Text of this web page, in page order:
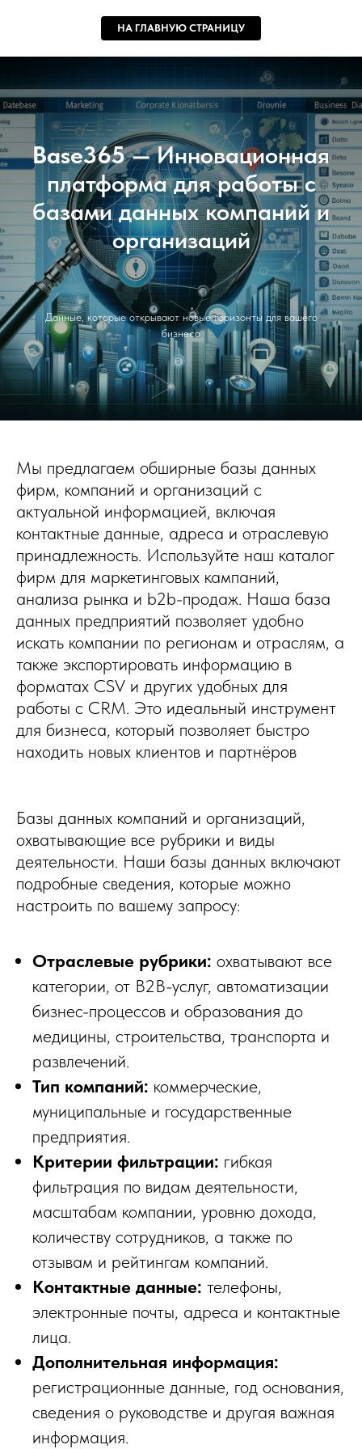
НА ГЛАВНУЮ СТРАНИЦУ
Base365 —Инновационная
платформа для работы с
базами данных компаний и
организаций
Данные, которые открывают новые горизонты для вашего
бизнеса
Мы предлагаем обширные базы данных
фирм, компаний и организаций с
актуальной информацией, включая
контактные данные, адреса и отраслевую
принадлежность. Используйте наш каталог
фирм для маркетинговых кампаний,
анализа рынка и b2b-продаж. Наша база
данных предприятий позволяет удобно
искать компании по регионам и отраслям, а
также экспортировать информацию в
форматах CSV и других удобных для
работы с CRM. Это идеальный инструмент
для бизнеса, который позволяет быстро
находить новых клиентов и партнёров
Базы данных компаний и организаций,
охватывающие все рубрики и виды
деятельности. Наши базы данных включают
подробные сведения, которые можно
настроить по вашему запросу:
Отраслевые рубрики: охватывают все
категории, от B2B-услуг, автоматизации
бизнес-процессов и образования до
медицины, строительства, транспорта и
развлечений.
Тип компаний: коммерческие,
муниципальные и государственные
предприятия.
Критерии фильтрации: гибкая
фильтрация по видам деятельности,
масштабам компании, уровню дохода,
количеству сотрудников, а также по
отзывам и рейтингам компаний.
Контактные данные: телефоны,
электронные почты, адреса и контактные
лица.
Дополнительная информация:
регистрационные данные, год основания,
сведения о руководстве и другая важная
информация.